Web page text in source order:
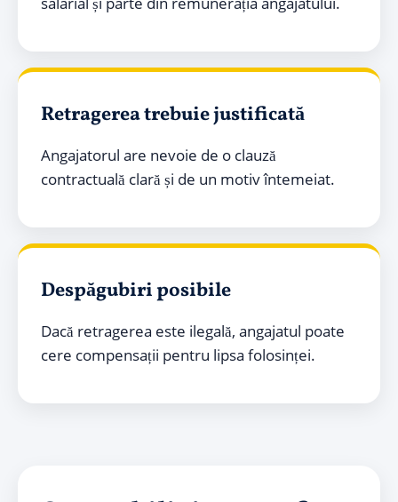
Retragerea trebuie justificată
Angajatorul are nevoie de o clauză
contractuală clară și de un motiv întemeiat.
Despăgubiri posibile
Dacă retragerea este ilegală, angajatul poate
cere compensații pentru lipsa folosinței.